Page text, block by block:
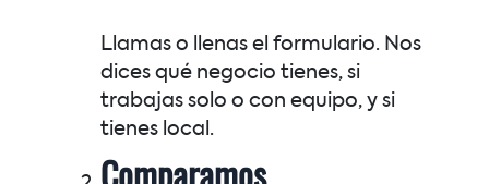
Llamas o llenas el formulario. Nos
dices qué negocio tienes, si
trabajas solo o con equipo, y si
tienes local.